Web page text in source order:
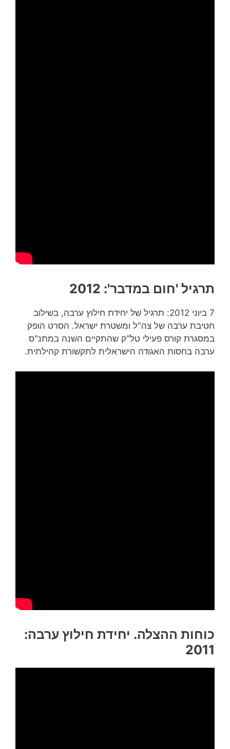
תרגיל 'חום במדבר': 2012
7 ביוני 2012: תרגיל של יחידת חילוץ ערבה, בשילוב
חטיבת ערבה של צה"ל ומשטרת ישראל. הסרט הופק
במסגרת קורס פעילי טל"ק שהתקיים השנה במתנ"ס
ערבה בחסות האגודה הישראלית לתקשורת קהילתית.
כוחות ההצלה. יחידת חילוץ ערבה:
2011